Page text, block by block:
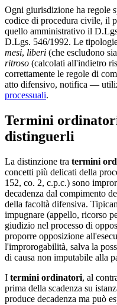
Ogni giurisdizione ha regole
codice di procedura civile, il
quello amministrativo il
D.Lgs. 546/1992. Le
mesi, liberi (che escludono
ritroso (calcolati all'indietro
correttamente le regole di
atto difensivo, notifica —
processuali.
Termini
distinguerli
La distinzione tra termini
concetti più delicati della
152, co. 2, c.p.c.) sono
decadenza dal compimento
della facoltà difensiva.
impugnare (appello, ricorso
giudizio nel processo di
proporre opposizione
l'improrogabilità, salva la
di causa non imputabile alla
I termini ordinatori, al
prima della scadenza su
produce decadenza ma può